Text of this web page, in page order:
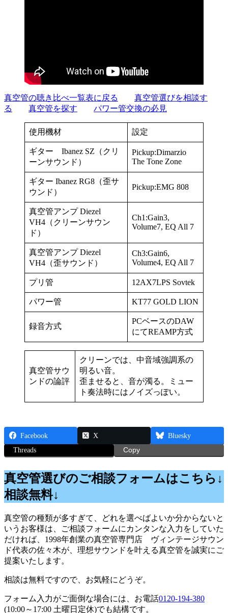
真空管の聴き比べ一覧表に戻る
真空管選びを相談す
る
真空管を探す パワー管交換の必見
使用機材 設定
ギター Ibanez SZ（クリ
ーンサウンド）
Pickup:Dimarzio
The Tone Zone
ギター Ibanez RG8（歪サ
ウンド）
Pickup:EMG 808
真空管アンプ Diezel
VH4（クリーンサウン
ド）
Ch1:Gain3,
Volume7, EQ All 7
真空管アンプ Diezel
VH4（歪サウンド）
Ch3:Gain6,
Volume4, EQ All 7
プリ管 12AX7LPS Sovtek
パワー管 KT77 GOLD LION
録音方式
PCベースのDAW
にてREAMP方式
真空管サウ
ンドの論評
クリーンでは、中音域強調系の
明るい音。
歪ませると、音が濁る。ミュー
ト奏法時にはノイズっぽい。
Facebook X
Bluesky
Threads
Copy
真空管選びのご相談フォームはこちら↓
相談無料↓
真空管の種類が多すぎて、どれを選べばよいか分からないと
いうお客様は、ご相談フォームにカンタンな入力をしていた
だければ、1998年創業の真空管専門店 ヴィンテージサウン
ド代表の佐々木が、理想サウンドを叶える真空管を誠実にご
提案いたします。
相談は無料ですので、お気軽にどうぞ。
フォーム入力がご面倒な場合には、お電話0120-194-380
(10:00～17:00 土曜日定休)でも結構です。